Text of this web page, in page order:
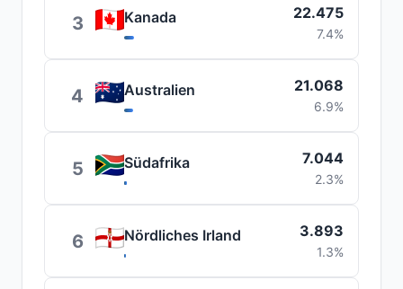
3 Kanada 22.475
7.4%
4 Australien 21.068
6.9%
5 Südafrika 7.044
2.3%
6 Nördliches Irland 3.893
1.3%